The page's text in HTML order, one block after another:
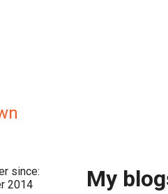
since:
2014
My